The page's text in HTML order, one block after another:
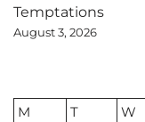
Temptations
August 3, 2026
M
T W